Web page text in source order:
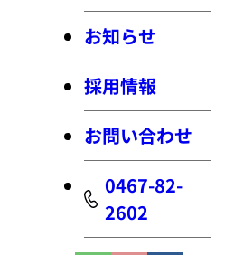
お知らせ
採用情報
お問い合わせ
0467-82-
2602